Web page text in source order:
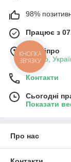
98%
Працює з
м. Дніпро
Дніпро,
Контакти
Сьогодні
Показати
Про нас
КНОПКА
ЗВ'ЯЗКУ